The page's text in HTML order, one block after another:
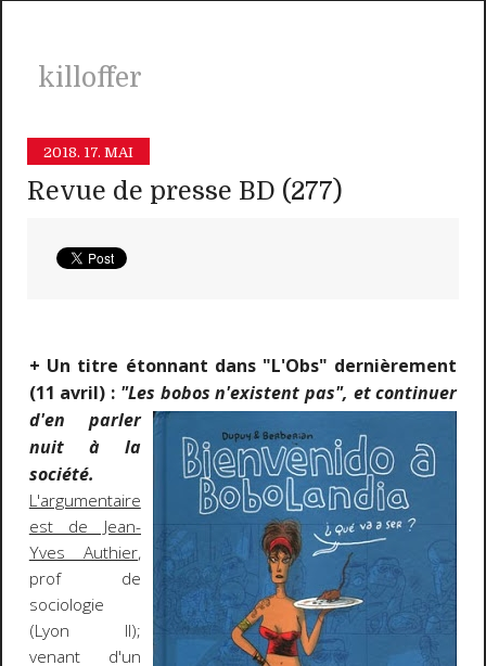
killoffer
2018. 17. MAI
Revue de presse BD (277)
+ Un titre étonnant dans "L'Obs" dernièrement
(11 avril) : "Les bobos n'existent pas", et continuer
d'en parler
nuit à la
société.
L'argumentaire
est de Jean-
Yves Authier,
prof de
sociologie
(Lyon II);
venant d'un